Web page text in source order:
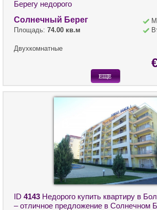
Берегу недорого
Солнечный Берег
Площадь: 74.00 кв.м
Двухкомнатные
ID 4143 Недорого купить квартиру в
– отличное предложение в Солнечном